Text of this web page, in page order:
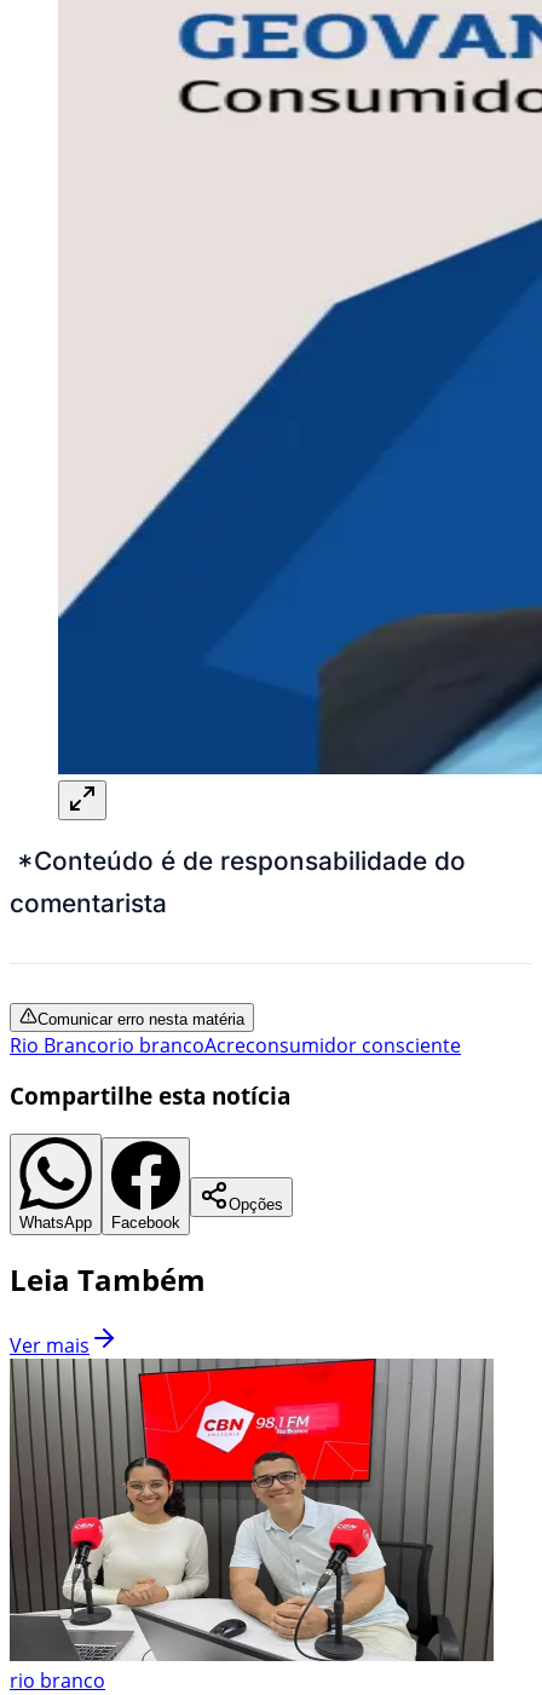
*Conteúdo é de responsabilidade do
comentarista
Comunicar erro nesta matéria
Rio Brancorio brancoAcreconsumidor consciente
Compartilhe esta notícia
WhatsApp Facebook
Opções
Leia Também
Ver mais
rio branco